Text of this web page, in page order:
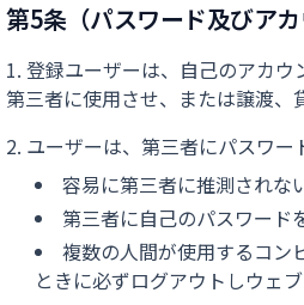
第5条（パスワード及びアカ
登録ユーザーは、自己のアカウ
第三者に使用させ、または譲渡、
ユーザーは、第三者にパスワ
容易に第三者に推測されな
第三者に自己のパスワード
複数の人間が使用するコン
ときに必ずログアウトしウェ